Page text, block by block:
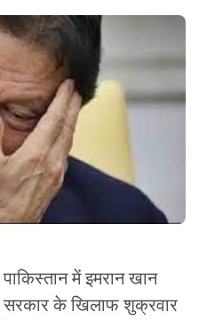
पाकिस्तान में इमरान खान
सरकार के खिलाफ शुक्रवार